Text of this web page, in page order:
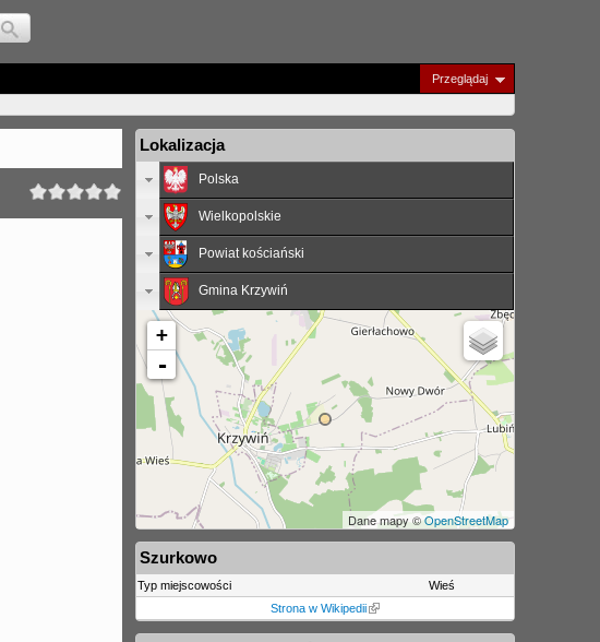
Przeglądaj
Lokalizacja
Polska
Wielkopolskie
Powiat kościański
Gmina Krzywiń
+
-
Dane mapy ©OpenStreetMap
Szurkowo
Typ miejscowości
Wieś
Strona w Wikipedii